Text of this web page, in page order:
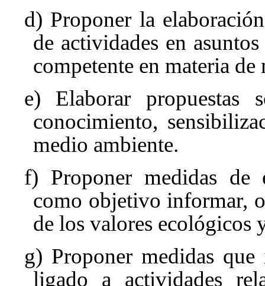
d) Proponer la
de actividades en
competente en materia
e) Elaborar propuestas
conocimiento,
medio ambiente.
f) Proponer medidas de
como objetivo informar,
de los valores ecológicos
g) Proponer medidas
ligado a actividades